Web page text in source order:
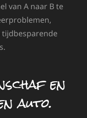
van A naar B te
en
auto.